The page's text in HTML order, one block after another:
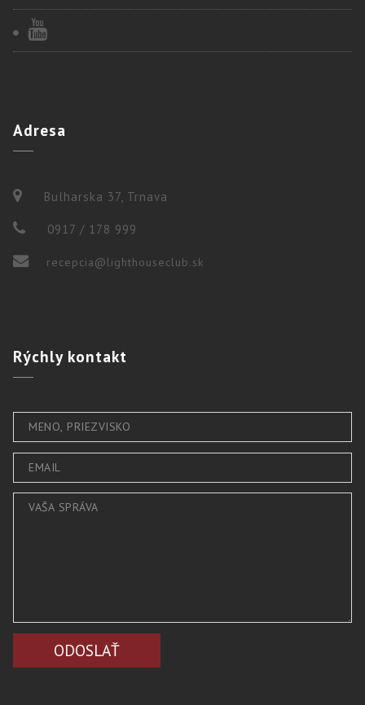
Adresa
Bulharska 37, Trnava
0917 / 178 999
recepcia@lighthouseclub.sk
Rýchlykontakt